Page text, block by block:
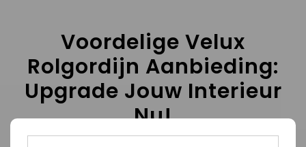
Voordelige Velux
Rolgordijn Aanbieding:
Upgrade Jouw Interieur
Nu!